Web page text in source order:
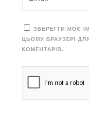
ЗБЕРЕГТИ МОЄ
ЦЬОМУ БРАУЗЕРІ
КОМЕНТАРІВ.